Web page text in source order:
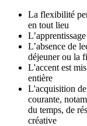
La flexibilité
en tout lieu
L’absence de
déjeuner ou la
L'accent est
entière
L'acquisition
courante,
du temps, de
créative